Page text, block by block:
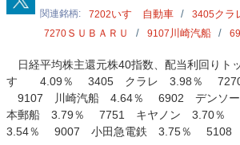
関連銘柄
7202いすゞ自動車 3405クラ
7270 ＳＵＢＡＲＵ 9107 川崎汽船
日経平均株主還元株40指数、配当利回
すゞ 4.09％ 3405 クラレ 3.98％
9107 川崎汽船 4.64％ 6902 デンソ
本郵船 3.79％ 7751 キヤノン 3.70％
3.54％ 9007 小田急電鉄 3.75％ 5108